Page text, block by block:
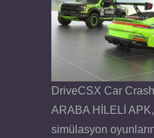
DriveCSX Car
ARABA HİLELİ
simülasyon